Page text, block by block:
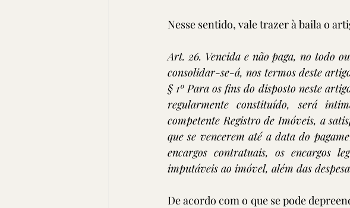
Nesse sentido, vale trazer à baila o
Art. 26. Vencida e não paga, no todo
consolidar-se-á, nos termos deste
§ 1º Para os fins do disposto neste
regularmente constituído, será
competente Registro de Imóveis, a
que se vencerem até a data do
encargos contratuais, os encargos
imputáveis ao imóvel, além das
De acordo com o que se pode